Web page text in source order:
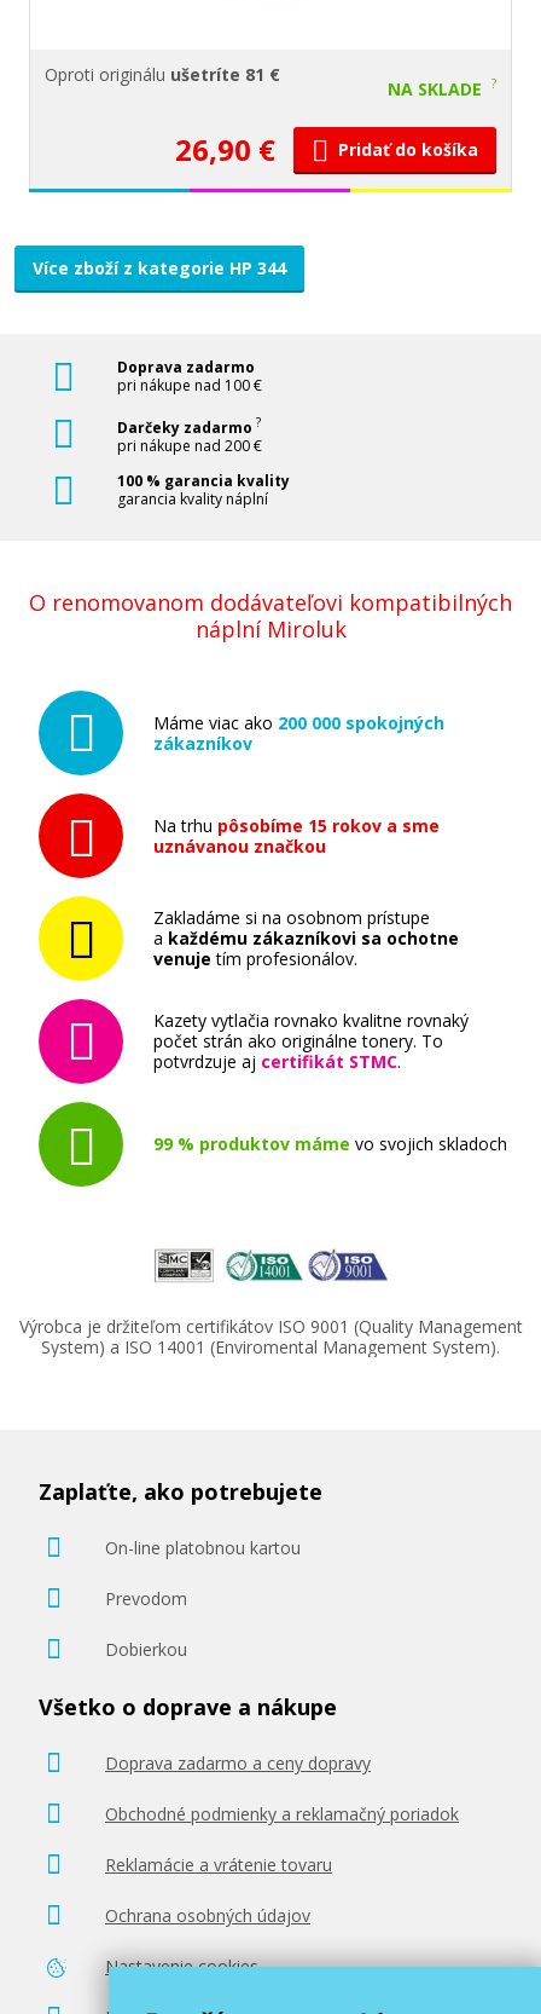
Oproti originálu ušetríte 81 €
NA SKLADE ?
26,90 € Pridať do košíka
Více zboží z kategorie HP 344
Doprava zadarmo
pri nákupe nad 100 €
Darčeky zadarmo ?
pri nákupe nad 200 €
100 % garancia kvality
garancia kvality náplní
O renomovanom dodávateľovi kompatibilných
náplní Miroluk
Máme viac ako 200 000 spokojných
zákazníkov
Na trhu pôsobíme 15 rokov a sme
uznávanou značkou
Zakladáme si na osobnom prístupe
a každému zákazníkovi sa ochotne
venuje tím profesionálov.
Kazety vytlačia rovnako kvalitne rovnaký
počet strán ako originálne tonery. To
potvrdzuje aj certifikát STMC.
99 % produktov máme vo svojich skladoch
Výrobca je držiteľom certifikátov ISO 9001 (Quality Management
System) a ISO 14001 (Enviromental Management System).
Zaplaťte, ako potrebujete
On-line platobnou kartou
Prevodom
Dobierkou
Všetko o doprave a nákupe
Doprava zadarmo a ceny dopravy
Obchodné podmienky a reklamačný poriadok
Reklamácie a vrátenie tovaru
Ochrana osobných údajov
Nastavenie cookies